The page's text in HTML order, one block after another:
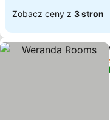
Zobacz ceny z 3 stron